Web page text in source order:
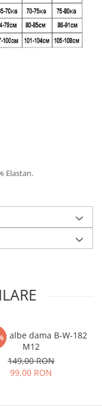
Elastan.
albe dama B-W-182
M12
149,00 RON
99,00 RON